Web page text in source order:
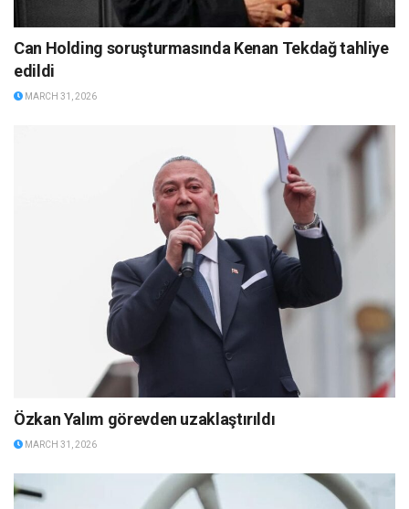
Can Holding soruşturmasında Kenan Tekdağ tahliye
edildi
MARCH 31, 2026
Özkan Yalım görevden uzaklaştırıldı
MARCH 31, 2026